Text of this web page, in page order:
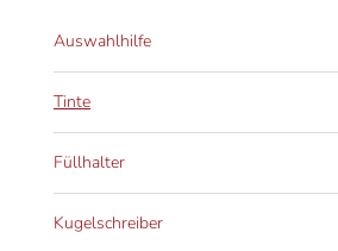
Auswahlhilfe
Tinte
Füllhalter
Kugelschreiber